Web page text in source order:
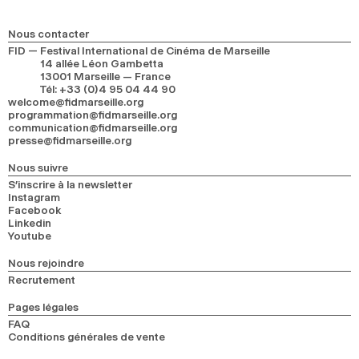
RECHERCHE
Nous contacter
FID — Festival International de Cinéma de Marseille
14 allée Léon Gambetta
13001 Marseille — France
Tél: +33 (0)4 95 04 44 90
welcome@fidmarseille.org
programmation@fidmarseille.org
communication@fidmarseille.org
presse@fidmarseille.org
Nous suivre
S’inscrire à la newsletter
Instagram
Facebook
Linkedin
Youtube
Nous rejoindre
Recrutement
Pages légales
FAQ
Conditions générales de vente